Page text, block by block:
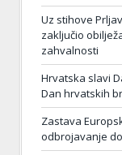
Uz stihove
zaključio
zahvalnosti
Hrvatska slavi
Dan hrvatskih
Zastava
odbrojavanje